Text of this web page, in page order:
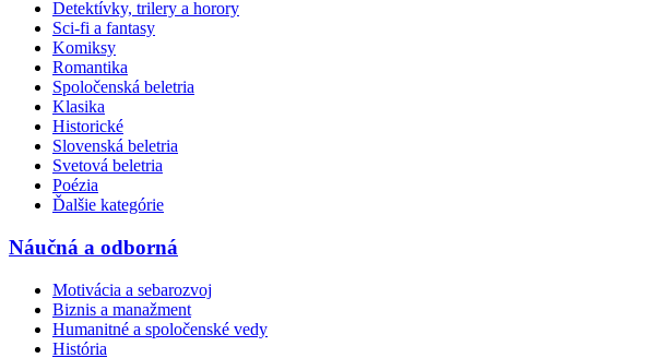
Detektívky, trilery a horory
Sci-fi a fantasy
Komiksy
Romantika
Spoločenská beletria
Klasika
Historické
Slovenská beletria
Svetová beletria
Poézia
Ďalšie kategórie
Náučná a odborná
Motivácia a sebarozvoj
Biznis a manažment
Humanitné a spoločenské vedy
História